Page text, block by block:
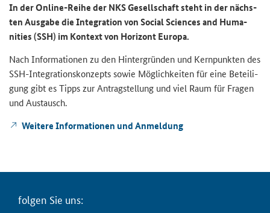
In der Online-​Reihe der NKS Ge­sell­schaft steht in der nächs­
ten Aus­ga­be die In­te­gra­ti­on von So­cial Sci­en­ces and Hu­ma­
nities (SSH) im Kon­text von Ho­ri­zont Eu­ro­pa.
Nach In­for­ma­tio­nen zu den Hin­ter­grün­den und Kern­punk­ten des
SSH-​Integrationskonzepts sowie Mög­lich­kei­ten für eine Be­tei­li­
gung gibt es Tipps zur An­trag­stel­lung und viel Raum für Fra­gen
und Aus­tausch.
Wei­te­re In­for­ma­tio­nen und An­mel­dung
fol­gen Sie uns: